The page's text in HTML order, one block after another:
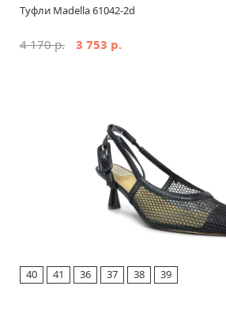
Туфли Madella 61042-2d
4 170 р. 3 753 р.
40 41 36 37 38 39